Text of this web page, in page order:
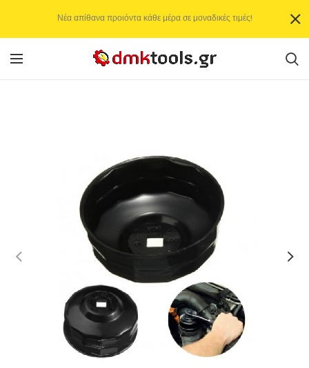
Νέα απίθανα προιόντα κάθε μέρα σε μοναδικές τιμές!